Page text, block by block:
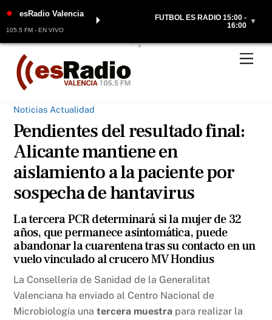
Skip
content
● esRadio Valencia
105.5 FM - EN VIVO
⏵
FÚTBOL ES RADIO 15:00 -
16:00 ▼
Noticias Actualidad
Pendientes del resultado final:
Alicante mantiene en
aislamiento a la paciente por
sospecha de hantavirus
La tercera PCR determinará si la mujer de 32
años, que permanece asintomática, puede
abandonar la cuarentena tras su contacto en un
vuelo vinculado al crucero MV Hondius
La Conselleria de Sanidad de la Generalitat
Valenciana ha enviado al Centro Nacional de
Microbiología unatercera muestra para realizar la